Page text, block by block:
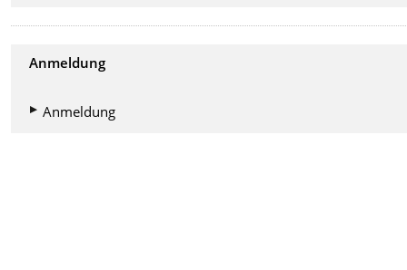
Anmeldung
Anmeldung